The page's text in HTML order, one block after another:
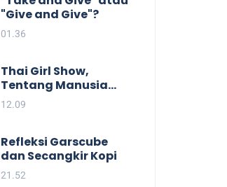
"Give and Give"?
01.36
Thai Girl Show,
Tentang Manusia
dan Batas
Kesenangan.
12.09
Refleksi Garscube
dan Secangkir Kopi
21.52